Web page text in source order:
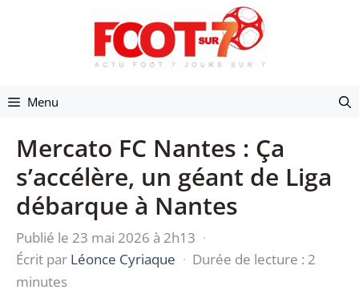
Menu
Mercato FC Nantes : Ça
s’accélère, un géant de Liga
débarque à Nantes
Publié le 23 mai 2026 à 2h13 ·
Écrit par Léonce Cyriaque · Durée de lecture : 2
minutes